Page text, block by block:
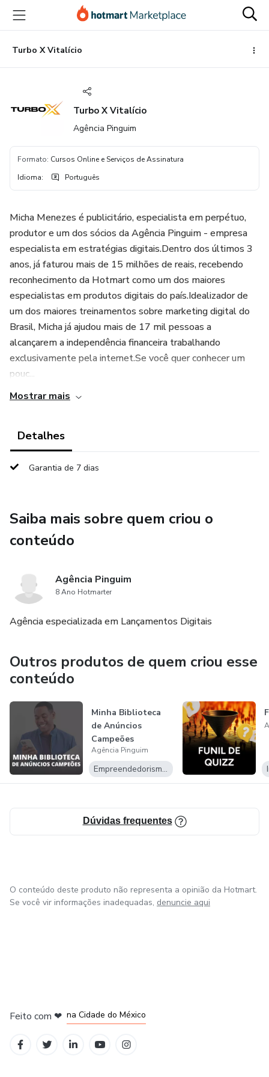
para
conteúdo
principal
para
pagamento
para
rodapé
Turbo X Vitalício
Turbo X Vitalício
Agência Pinguim
Formato: Cursos Online e Serviços de Assinatura
Idioma: Português
Micha Menezes é publicitário, especialista em perpétuo,
produtor e um dos sócios da Agência Pinguim - empresa
especialista em estratégias digitais.Dentro dos últimos 3
anos, já faturou mais de 15 milhões de reais, recebendo
reconhecimento da Hotmart como um dos maiores
especialistas em produtos digitais do país.Idealizador de
um dos maiores treinamentos sobre marketing digital do
Brasil, Micha já ajudou mais de 17 mil pessoas a
alcançarem a independência financeira trabalhando
exclusivamente pela internet.Se você quer conhecer um
pouc...
Mostrar mais
Detalhes
Garantia de 7 dias
Saiba mais sobre quem criou o
conteúdo
Agência Pinguim
8 Ano Hotmarter
Agência especializada em Lançamentos Digitais
Outros produtos de quem criou esse
conteúdo
Minha Biblioteca
de Anúncios
Campeões
Agência Pinguim
Empreendedorismo Digital
Dúvidas frequentes
O conteúdo deste produto não representa a opinião da Hotmart.
Se você vir informações inadequadas, denuncie aqui
Feito com ❤ na Cidade do México